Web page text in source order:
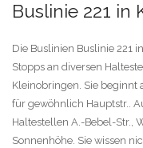
Buslinie 221 in
Die Buslinien Buslinie 221
Stopps an diversen
Kleinobringen. Sie beginnt
für gewöhnlich Hauptstr..
Haltestellen A.-Bebel-Str.,
Sonnenhöhe. Sie wissen